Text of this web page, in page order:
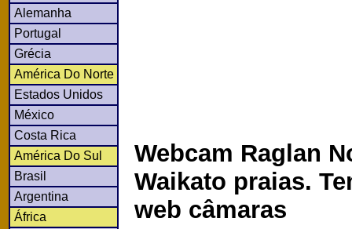
Alemanha
Portugal
Grécia
América Do Norte
Estados Unidos
México
Costa Rica
América Do Sul
Brasil
Argentina
África
Webcam Raglan
Waikato praias.
web câmaras